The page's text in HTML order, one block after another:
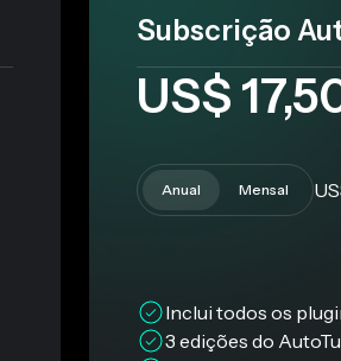
Subscrição
US$
Anual Mensal
Inclui todos os
3 edições do